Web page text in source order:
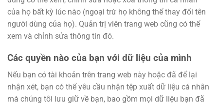
của họ bất kỳ lúc nào (ngoại trừ họ không thể thay đổi tên
người dùng của họ). Quản trị viên trang web cũng có thể
xem và chỉnh sửa thông tin đó.
Các quyền nào của bạn với dữ liệu của mình
Nếu bạn có tài khoản trên trang web này hoặc đã để lại
nhận xét, bạn có thể yêu cầu nhận tệp xuất dữ liệu cá nhân
mà chúng tôi lưu giữ về bạn, bao gồm mọi dữ liệu bạn đã